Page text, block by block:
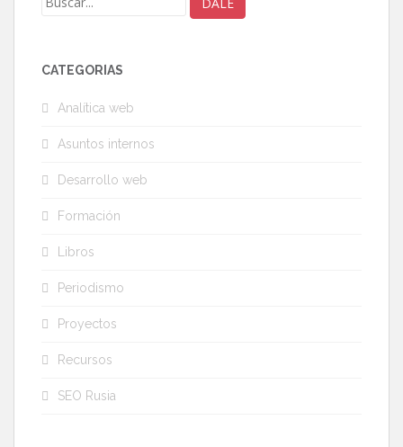
CATEGORÍAS
Analítica web
Asuntos internos
Desarrollo web
Formación
Libros
Periodismo
Proyectos
Recursos
SEO Rusia